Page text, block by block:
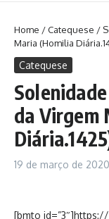
Home /Catequese /
Maria (Homilia
Catequese
da Virgem
19 de março de 2020
[bmto